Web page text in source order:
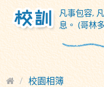
凡事包容,
息。 (哥林
校園相簿